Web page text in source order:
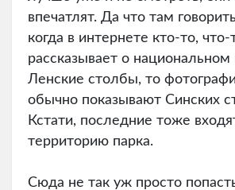
впечатлят. Да что там
когда в интернете кто-то, что-
рассказывает о национальном
Ленские столбы, то
обычно показывают Синских
Кстати, последние тоже
территорию парка.
Сюда не так уж просто